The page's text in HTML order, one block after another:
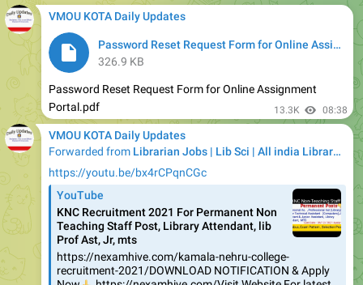
VMOU KOTA Daily Updates
Password Reset Request Form for Online Assignment Portal.pdf
326.9 KB
Password Reset Request Form for Online Assignment
Portal.pdf
13.3K 08:38
VMOU KOTA Daily Updates
Forwarded from Librarian Jobs | Lib Sci | All india Library Jobs
https://youtu.be/bx4rCPqnCGc
YouTube
KNC Recruitment 2021 For Permanent Non
Teaching Staff Post, Library Attendant, lib
Prof Ast, Jr, mts
https://nexamhive.com/kamala-nehru-college-
recruitment-2021/DOWNLOAD NOTIFICATION & Apply